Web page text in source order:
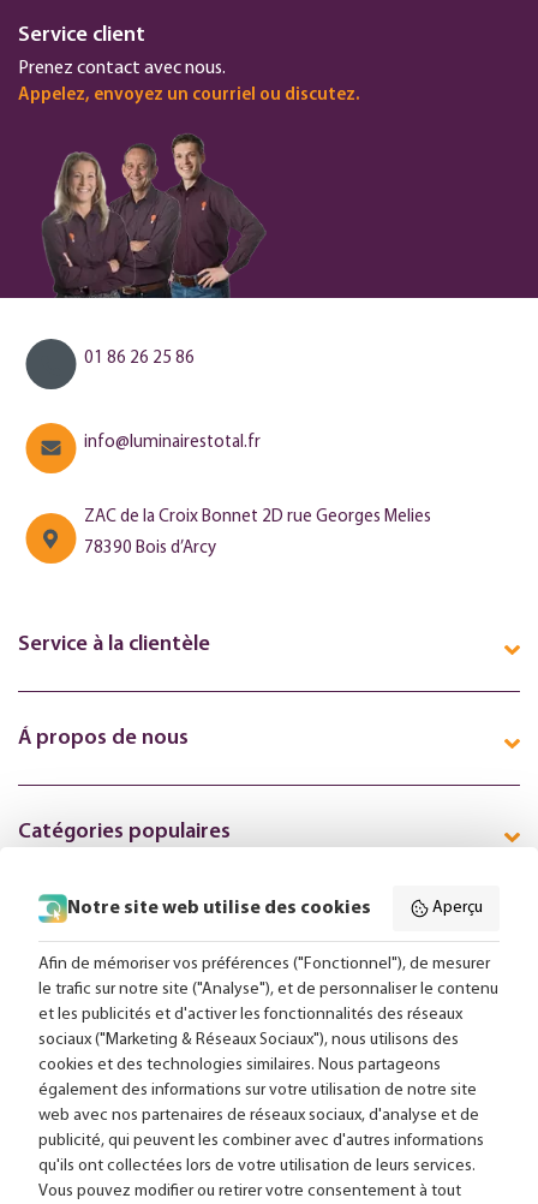
Service client
Prenez contact avec nous.
Appelez, envoyez un courriel ou discutez.
01 86 26 25 86
info@luminairestotal.fr
ZAC de la Croix Bonnet 2D rue Georges Melies
78390 Bois d’Arcy
Service à la clientèle
Á propos de nous
Catégories populaires
Suivez-nous en ligne:
Livraison gratuite à partir de 99,-
Conseils sur mesure
Plus de 25 000 lampes en stock
Notre site web utilise des cookies Aperçu
Afin de mémoriser vos préférences ("Fonctionnel"), de mesurer
le trafic sur notre site ("Analyse"), et de personnaliser le contenu
et les publicités et d'activer les fonctionnalités des réseaux
sociaux ("Marketing & Réseaux Sociaux"), nous utilisons des
cookies et des technologies similaires. Nous partageons
également des informations sur votre utilisation de notre site
web avec nos partenaires de réseaux sociaux, d'analyse et de
publicité, qui peuvent les combiner avec d'autres informations
qu'ils ont collectées lors de votre utilisation de leurs services.
Vous pouvez modifier ou retirer votre consentement à tout